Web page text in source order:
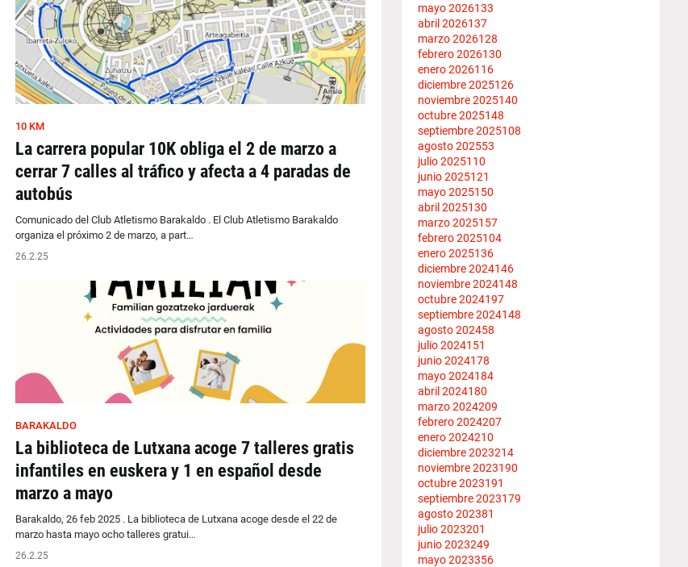
10 KM
La carrera popular 10K obliga el 2 de marzo a
cerrar 7 calles al tráfico y afecta a 4 paradas de
autobús
Comunicado del Club Atletismo Barakaldo . El Club Atletismo Barakaldo
organiza el próximo 2 de marzo, a part…
26.2.25
BARAKALDO
La biblioteca de Lutxana acoge 7 talleres gratis
infantiles en euskera y 1 en español desde
marzo a mayo
Barakaldo, 26 feb 2025 . La biblioteca de Lutxana acoge desde el 22 de
marzo hasta mayo ocho talleres gratui…
26.2.25
mayo 2026133
abril 2026137
marzo 2026128
febrero 2026130
enero 2026116
diciembre 2025126
noviembre 2025140
octubre 2025148
septiembre 2025108
agosto 202553
julio 2025110
junio 2025121
mayo 2025150
abril 2025130
marzo 2025157
febrero 2025104
enero 2025136
diciembre 2024146
noviembre 2024148
octubre 2024197
septiembre 2024148
agosto 202458
julio 2024151
junio 2024178
mayo 2024184
abril 2024180
marzo 2024209
febrero 2024207
enero 2024210
diciembre 2023214
noviembre 2023190
octubre 2023191
septiembre 2023179
agosto 202381
julio 2023201
junio 2023249
mayo 2023356